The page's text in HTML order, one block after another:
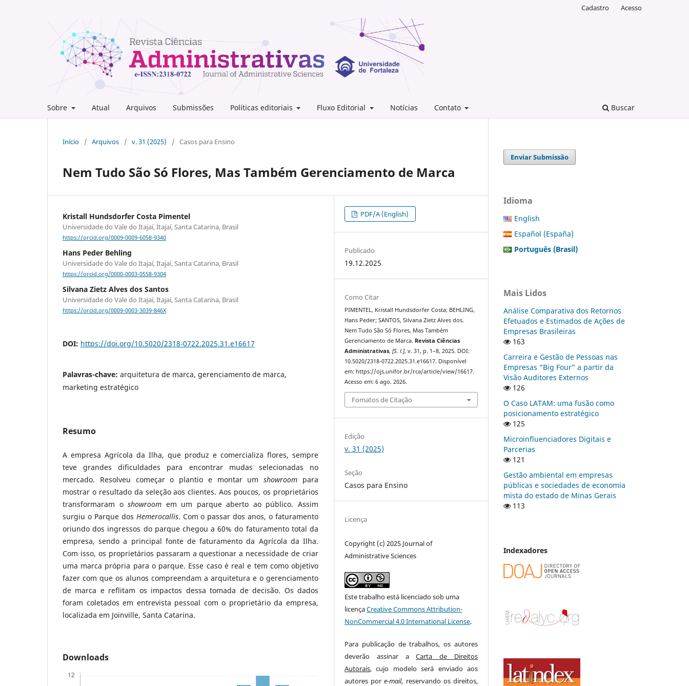
Sobre Atual Arquivos Submissões Políticas editoriais Fluxo Editorial Notícias Contato Buscar
Cadastro Acesso
Início / Arquivos / v. 31 (2025) / Casos para Ensino
Nem Tudo São Só Flores, Mas Também Gerenciamento de Marca
Kristall Hundsdorfer Costa Pimentel
Universidade do Vale do Itajaí, Itajaí, Santa Catarina, Brasil
https://orcid.org/0009-0009-6058-9340
Hans Peder Behling
Universidade do Vale do Itajaí, Itajaí, Santa Catarina, Brasil
https://orcid.org/0000-0003-0558-9304
Silvana Zietz Alves dos Santos
Universidade do Vale do Itajaí, Itajaí, Santa Catarina, Brasil
https://orcid.org/0009-0003-3039-846X
DOI: https://doi.org/10.5020/2318-0722.2025.31.e16617
Palavras-chave: arquitetura de marca, gerenciamento de marca,
marketing estratégico
Resumo
A empresa Agrícola da Ilha, que produz e comercializa flores, sempre
teve grandes dificuldades para encontrar mudas selecionadas no
mercado. Resolveu começar o plantio e montar umshowroom para
mostrar o resultado da seleção aos clientes. Aos poucos, os proprietários
transformaram oshowroom em um parque aberto ao público. Assim
surgiu o Parque dos Hemerocallis. Com o passar dos anos, o faturamento
oriundo dos ingressos do parque chegou a 60% do faturamento total da
empresa, sendo a principal fonte de faturamento da Agrícola da Ilha.
Com isso, os proprietários passaram a questionar a necessidade de criar
uma marca própria para o parque. Esse caso é real e tem como objetivo
fazer com que os alunos compreendam a arquitetura e o gerenciamento
de marca e reflitam os impactos dessa tomada de decisão. Os dados
foram coletados em entrevista pessoal com o proprietário da empresa,
localizada em Joinville, Santa Catarina.
Downloads
PDF/A (English)
Publicado
19.12.2025
Como Citar
PIMENTEL, Kristall Hundsdorfer Costa; BEHLING,
Hans Peder; SANTOS, Silvana Zietz Alves dos.
Nem Tudo São Só Flores, Mas Também
Gerenciamento de Marca. Revista Ciências
Administrativas,[S. l.], v. 31, p. 1–8, 2025. DOI:
10.5020/2318-0722.2025.31.e16617. Disponível
em: https://ojs.unifor.br/rca/article/view/16617.
Acesso em: 6 ago. 2026.
Fomatos de Citação
Edição
v. 31 (2025)
Seção
Casos para Ensino
Licença
Copyright (c) 2025 Journal of
Administrative Sciences
Este trabalho está licenciado sob uma
licençaCreative Commons Attribution-
NonCommercial 4.0 International License.
Para publicação de trabalhos, os autores
deverão assinar aCarta de Direitos
Autorais, cujo modelo será enviado aos
autores pore-mail, reservando os direitos,
Enviar Submissão
Idioma
English
Español (España)
Português (Brasil)
Mais Lidos
Análise Comparativa dos Retornos
Efetuados e Estimados de Ações de
Empresas Brasileiras
163
Carreira e Gestão de Pessoas nas
Empresas “Big Four” a partir da
Visão Auditores Externos
126
O Caso LATAM: uma fusão como
posicionamento estratégico
125
Microinfluenciadores Digitais e
Parcerias
121
Gestão ambiental em empresas
públicas e sociedades de economia
mista do estado de Minas Gerais
113
Indexadores